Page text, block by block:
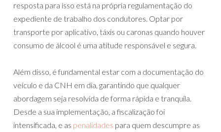
resposta para isso está na própria regulamentação do
expediente de trabalho dos condutores. Optar por
transporte por aplicativo, táxis ou caronas quando houver
consumo de álcool é uma atitude responsável e segura.
Além disso, é fundamental estar com a documentação do
veículo e da CNH em dia, garantindo que qualquer
abordagem seja resolvida de forma rápida e tranquila.
Desde a sua implementação, a fiscalização foi
intensificada, e as penalidades para quem descumpre as